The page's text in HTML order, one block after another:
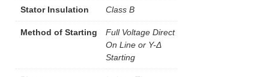
Stator Insulation Class B
Method of Starting
Full Voltage Direct
On Line or Y-Δ
Starting